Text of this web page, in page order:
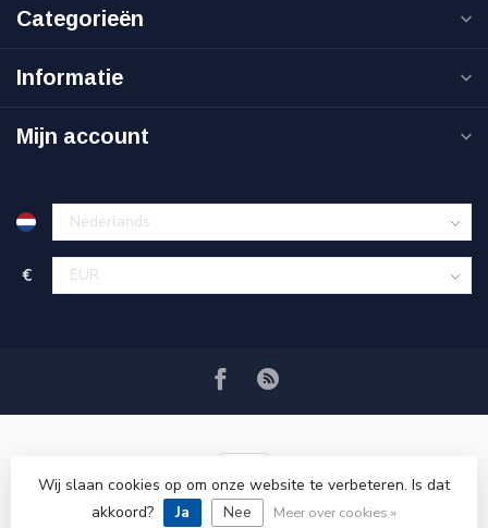
Categorieën
Informatie
Mijn account
€
© Copyright 2026 VRSPLUS
Wij slaan cookies op om onze website te verbeteren. Is dat
akkoord?
Ja Nee Meer over cookies »